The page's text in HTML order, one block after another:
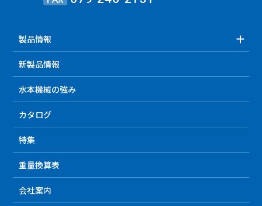
製品情報
新製品情報
水本機械の強み
カタログ
特集
重量換算表
会社案内